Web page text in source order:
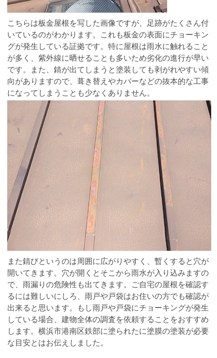
こちらは板金屋根を写した画像ですが、足跡がたくさん付
いているのがわかります。これも板金の表面にチョーキン
グが発生している証拠です。特に屋根は雨水に触れること
が多く、紫外線に晒せることも多いため劣化の進行が早い
です。また、錆が出てしまうと塗装しても剥がれやすい傾
向がありますので、葺き替えやカバーなどの抜本的な工事
になってしまうことも少なくありません。
また錆びというのは周囲に広がりやすく、暫くすると穴が
開いてきます。穴が開くとそこから雨水が入り込みますの
で、雨漏りの危険性も出てきます。ご自宅の屋根を確認す
るには難しいにしろ、雨戸や戸袋はお住いの方でも確認が
出来ると思います。もし雨戸や戸袋にチョーキングが発生
している場合、建物全体の調査を依頼することをおすすめ
します。横浜市港南区鉄部に塗られたに塗膜の塗装が必要
な目安とはお伝えしました。